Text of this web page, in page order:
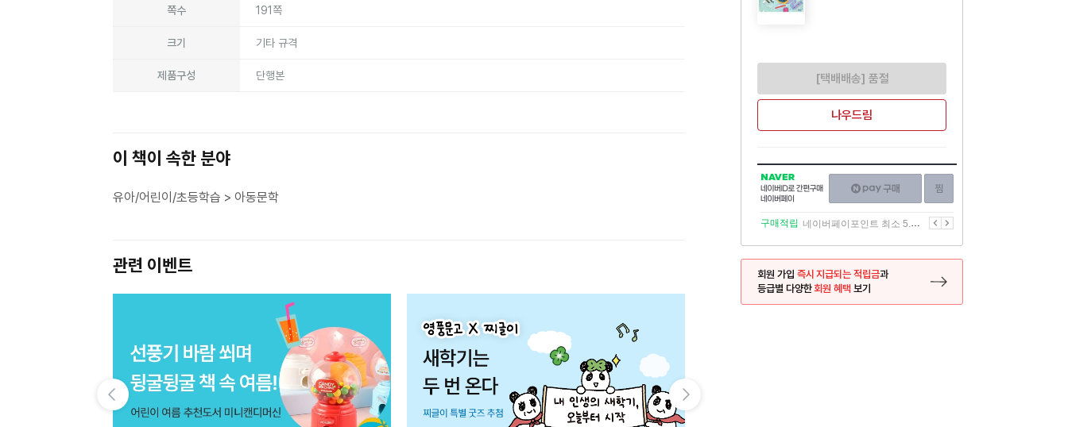
쪽수 191쪽
크기 기타 규격
제품구성 단행본
이 책이 속한 분야
유아/어린이/초등학습 > 아동문학
관련 이벤트
[택배배송] 품절
나우드림
NAVER
네이버
ID로
간편구매
네이버페이
구매하기
이전
구매적립 네이버페이포인트 최소 5.5% 적립 다음
회원 가입 즉시 지급되는 적립금과
등급별 다양한회원 혜택 보기